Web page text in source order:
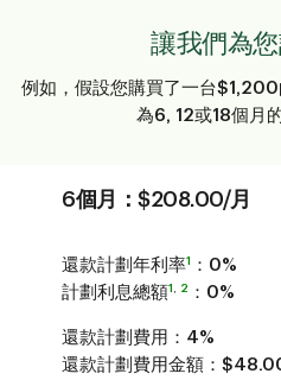
讓我們為
例如，假設您購買了一台$1,200
為6, 12或18個月
6個月：$208.00/月
還款計劃年利率1 ： 0%
計劃利息總額1 , 2 ： 0%
還款計劃費用： 4%
還款計劃費用金額：